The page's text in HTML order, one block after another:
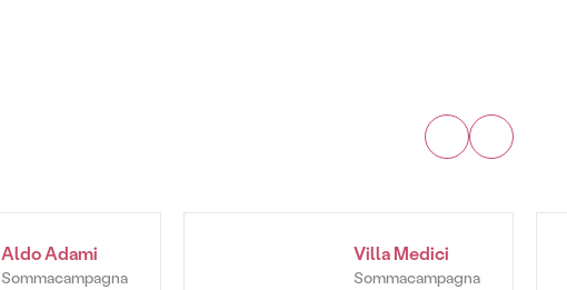
Aldo Adami
Sommacampagna
Villa Medici
Sommacampagna